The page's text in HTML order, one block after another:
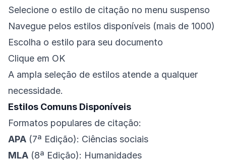
Selecione o estilo de citação no menu suspenso
Navegue pelos estilos disponíveis (mais de 1000)
Escolha o estilo para seu documento
Clique em OK
A ampla seleção de estilos atende a qualquer
necessidade.
Estilos Comuns Disponíveis
Formatos populares de citação:
APA (7ª Edição): Ciências sociais
MLA (8ª Edição): Humanidades